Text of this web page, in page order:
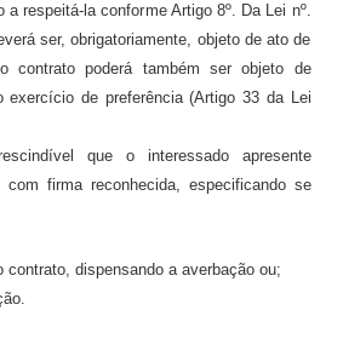
a respeitá-la conforme Artigo 8º. Da Lei nº.
ser, obrigatoriamente, objeto de ato de
contrato poderá também ser objeto de
exercício de preferência (Artigo 33 da Lei
que o interessado apresente
com firma reconhecida, especificando se
contrato, dispensando a averbação ou;